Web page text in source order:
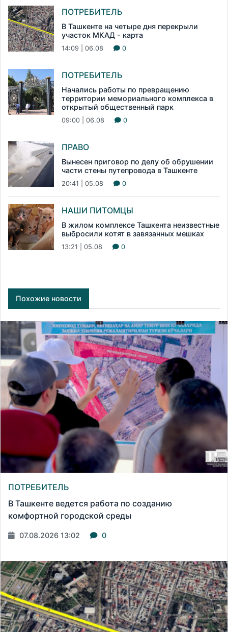
ПОТРЕБИТЕЛЬ
В Ташкенте на четыре дня перекрыли
участок МКАД - карта
14:09 | 06.08 0
ПОТРЕБИТЕЛЬ
Начались работы по превращению
территории мемориального комплекса в
открытый общественный парк
09:00 | 06.08 0
ПРАВО
Вынесен приговор по делу об обрушении
части стены путепровода в Ташкенте
20:41 | 05.08 0
НАШИ ПИТОМЦЫ
В жилом комплексе Ташкента неизвестные
выбросили котят в завязанных мешках
13:21 | 05.08 0
Похожие новости
ПОТРЕБИТЕЛЬ
В Ташкенте ведется работа по созданию
комфортной городской среды
07.08.2026 13:02 0